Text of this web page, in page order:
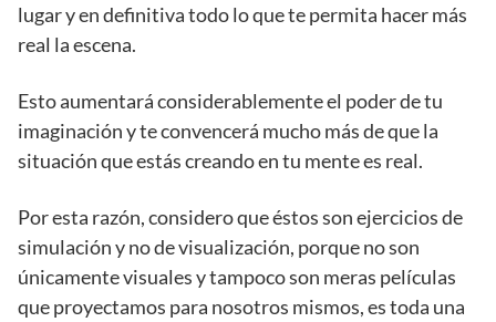
lugar y en definitiva todo lo que te permita hacer más
real la escena.
Esto aumentará considerablemente el poder de tu
imaginación y te convencerá mucho más de que la
situación que estás creando en tu mente es real.
Por esta razón, considero que éstos son ejercicios de
simulación y no de visualización, porque no son
únicamente visuales y tampoco son meras películas
que proyectamos para nosotros mismos, es toda una